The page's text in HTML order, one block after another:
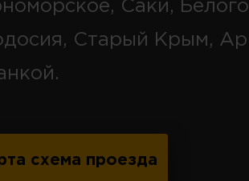
Саки,
Старый Крым,
схема проезда